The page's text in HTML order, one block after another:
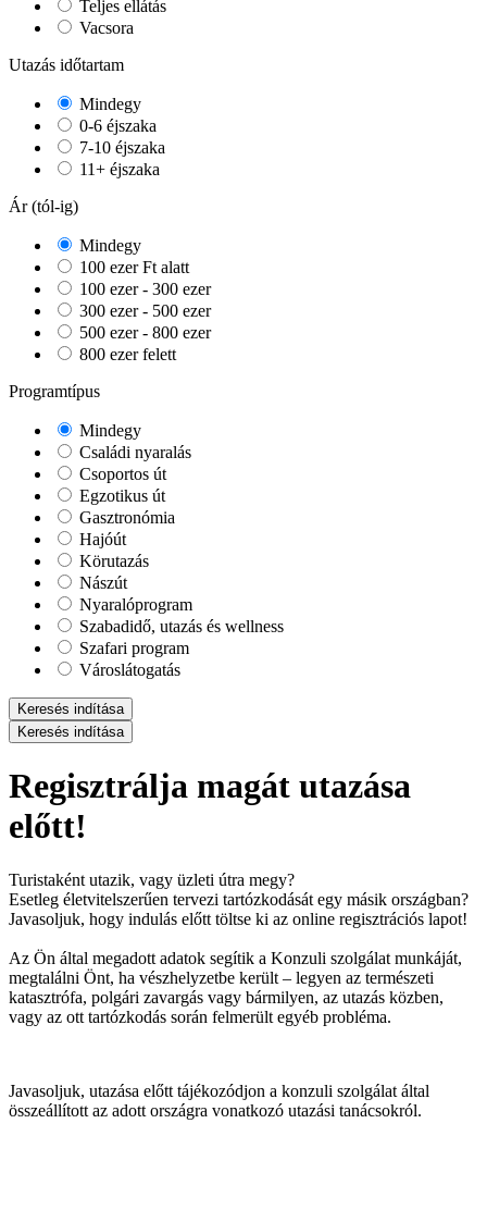
Teljes ellátás
Vacsora
Utazás időtartam
Mindegy
0-6 éjszaka
7-10 éjszaka
11+ éjszaka
Ár (tól-ig)
Mindegy
100 ezer Ft alatt
100 ezer - 300 ezer
300 ezer - 500 ezer
500 ezer - 800 ezer
800 ezer felett
Programtípus
Mindegy
Családi nyaralás
Csoportos út
Egzotikus út
Gasztronómia
Hajóút
Körutazás
Nászút
Nyaralóprogram
Szabadidő, utazás és wellness
Szafari program
Városlátogatás
Keresés indítása
Keresés indítása
Regisztrálja magát utazása
előtt!
Turistaként utazik, vagy üzleti útra megy?
Esetleg életvitelszerűen tervezi tartózkodását egy másik országban?
Javasoljuk, hogy indulás előtt töltse ki az online regisztrációs lapot!
Az Ön által megadott adatok segítik a Konzuli szolgálat munkáját,
megtalálni Önt, ha vészhelyzetbe került – legyen az természeti
katasztrófa, polgári zavargás vagy bármilyen, az utazás közben,
vagy az ott tartózkodás során felmerült egyéb probléma.
Javasoljuk, utazása előtt tájékozódjon a konzuli szolgálat által
összeállított az adott országra vonatkozó utazási tanácsokról.